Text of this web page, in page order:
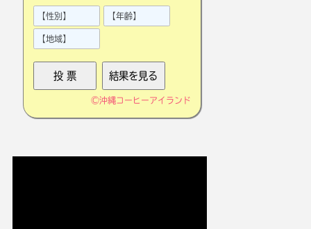
©沖縄コーヒーアイランド